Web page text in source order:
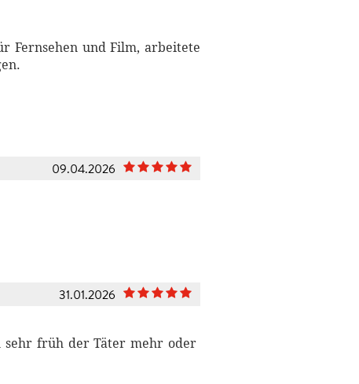
Fernsehen und Film, arbeitete
09.04.2026
31.01.2026
sehr früh der Täter mehr oder